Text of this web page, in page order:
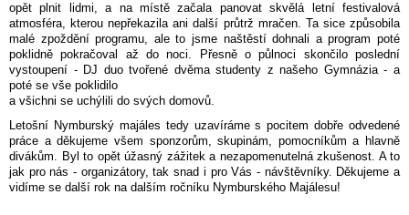
opět plnit lidmi, a na místě začala panovat skvělá letní festivalová
atmosféra, kterou nepřekazila ani další průtrž mračen. Ta sice způsobila
malé zpoždění programu, ale to jsme naštěstí dohnali a program poté
poklidně pokračoval až do noci. Přesně o půlnoci skončilo poslední
vystoupení - DJ duo tvořené dvěma studenty z našeho Gymnázia - a
poté se vše poklidilo
a všichni se uchýlili do svých domovů.
Letošní Nymburský majáles tedy uzavíráme s pocitem dobře odvedené
práce a děkujeme všem sponzorům, skupinám, pomocníkům a hlavně
divákům. Byl to opět úžasný zážitek a nezapomenutelná zkušenost. A to
jak pro nás - organizátory, tak snad i pro Vás - návštěvníky. Děkujeme a
vidíme se další rok na dalším ročníku Nymburského Majálesu!